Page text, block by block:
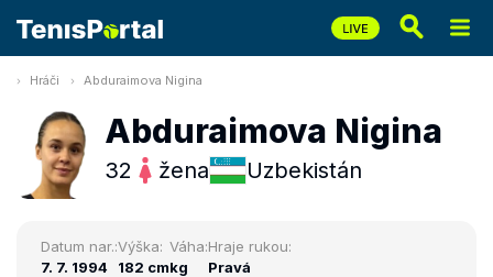
Hráči Abduraimova Nigina
Abduraimova Nigina
32 žena Uzbekistán
Datum nar.:
7. 7. 1994
Výška:
182 cm
Váha:
kg
Hraje rukou:
Pravá